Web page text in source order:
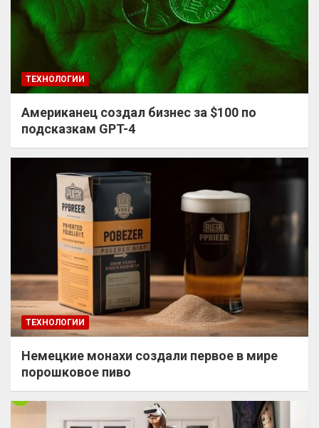
ТЕХНОЛОГИИ
Американец создал бизнес за $100 по
подсказкам GPT-4
ТЕХНОЛОГИИ
Немецкие монахи создали первое в мире
порошковое пиво